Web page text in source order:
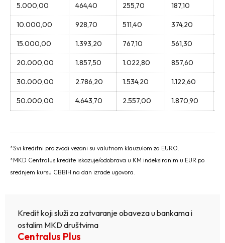
5.000,00 464,40 255,70 187,10
10.000,00 928,70 511,40 374,20
15.000,00 1.393,20 767,10 561,30
20.000,00 1.857,50 1.022,80 857,60
30.000,00 2.786,20 1.534,20 1.122,60
50.000,00 4.643,70 2.557,00 1.870,90
*Svi kreditni proizvodi vezani su valutnom klauzulom za EURO.
*MKD Centralus kredite iskazuje/odobrava u KM indeksiranim u EUR po
srednjem kursu CBBIH na dan izrade ugovora.
Kredit koji služi za zatvaranje obaveza u bankama i
ostalim MKD društvima
Centralus Plus